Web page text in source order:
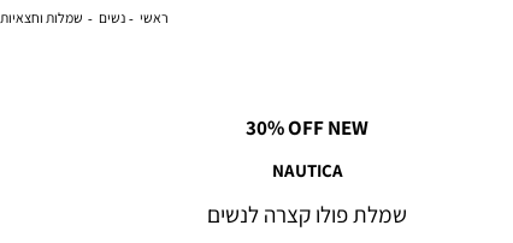
ראשי נשים שמלות וחצאיות
30% OFF NEW
NAUTICA
שמלת פולו קצרה לנשים